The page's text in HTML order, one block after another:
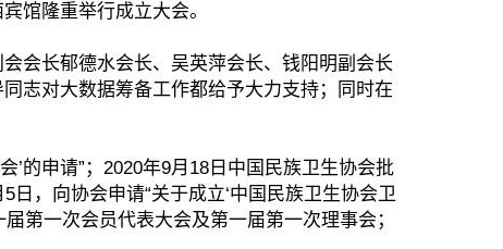
馆隆重举行成立大会。
会长郁德水会长、吴英萍会长、钱阳明副会长
志对大数据筹备工作都给予大力支持；同时在
的申请”；2020年9月18日中国民族卫生协会批
日，向协会申请“关于成立‘中国民族卫生协会卫
第一次会员代表大会及第一届第一次理事会；